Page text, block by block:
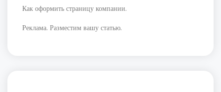
Как оформить страницу компании.
Реклама. Разместим вашу статью.